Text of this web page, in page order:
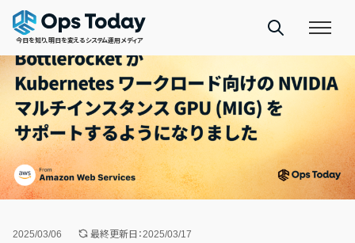
今日を知り、明日を変えるシステム運用メディア
2025/03/06 最終更新日：2025/03/17